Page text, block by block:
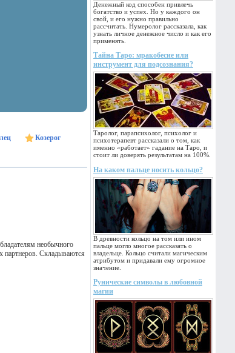
Денежный код способен привлечь
богатство и успех. Но у каждого он
свой, и его нужно правильно
рассчитать. Нумеролог рассказала, как
узнать личное денежное число и как его
применять.
Тайна Таро: мракобесие или
инструмент для подсознания?
Таролог, парапсихолог, психолог и
психотерапевт рассказали о том, как
именно «работает» гадание на Таро, и
стоит ли доверять результатам на 100%.
На каком пальце носить кольцо?
В древности кольцо на том или ином
пальце могло многое рассказать о
владельце. Кольцо считали магическим
атрибутом и придавали ему огромное
значение.
Рунические символы в любовной
магии
Козерог
необычного
партнеров. Складываются